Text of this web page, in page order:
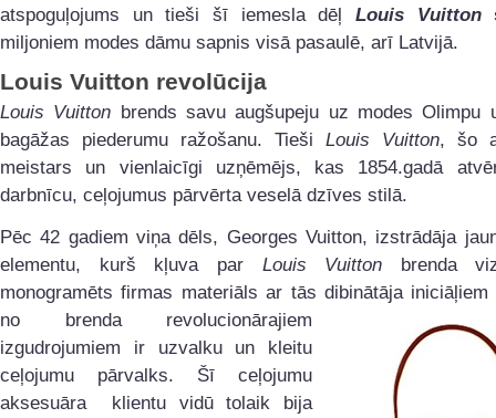
atspoguļojums un tieši šī iemesla dēļ Louis Vuitton
miljoniem modes dāmu sapnis visā pasaulē, arī Latvijā.
Louis Vuitton revolūcija
Louis Vuitton brends savu augšupeju uz modes Olimpu
bagāžas piederumu ražošanu. Tieši Louis Vuitton, šo
meistars un vienlaicīgi uzņēmējs, kas 1854.gadā
darbnīcu, ceļojumus pārvērta veselā dzīves stilā.
Pēc 42 gadiem viņa dēls, Georges Vuitton, izstrādāja
elementu, kurš kļuva par Louis Vuitton brenda
monogramēts firmas materiāls ar tās dibinātāja iniciāļiem
no brendarevolucionārajiem
izgudrojumiem ir uzvalku un kleitu
ceļojumu pārvalks. Šī ceļojumu
aksesuāra klientu vidū tolaik bija